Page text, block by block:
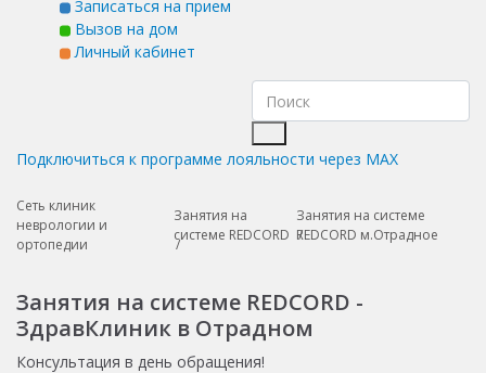
Записаться на прием
Вызов на дом
Личный кабинет
Подключиться к программе лояльности через MAX
Сеть клиник
неврологии и
ортопедии
Занятия на
системе REDCORD
Занятия на системе
REDCORD м.Отрадное
Занятия на системе REDCORD -
ЗдравКлиник в Отрадном
Консультация в день обращения!